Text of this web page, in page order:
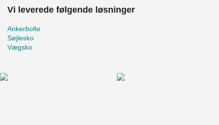
Vi leverede følgende løsninger
Ankerbolte
Søjlesko
Vægsko